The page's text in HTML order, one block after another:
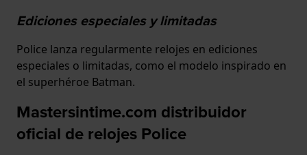
Ediciones especiales y limitadas
Police lanza regularmente relojes en ediciones
especiales o limitadas, como el modelo inspirado en
el superhéroe Batman.
Mastersintime.com distribuidor
oficial de relojes Police